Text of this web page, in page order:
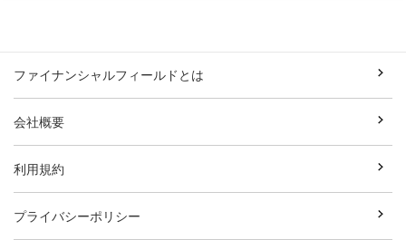
ファイナンシャルフィールドとは
会社概要
利用規約
プライバシーポリシー